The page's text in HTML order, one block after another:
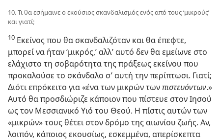
10. Τι θα εσήμαινε ο εκούσιος σκανδαλισμός ενός από τους ‘μικρούς’
και γιατί;
10 Εκείνος που θα σκανδαλιζόταν και θα έπεφτε,
μπορεί να ήταν ‘μικρός,’ αλλ’ αυτό δεν θα εμείωνε στο
ελάχιστο τη σοβαρότητα της πράξεως εκείνου που
προκαλούσε το σκάνδαλο σ’ αυτή την περίπτωσι. Γιατί;
Διότι επρόκειτο για «ένα των μικρών τωνπιστευόντων.»
Αυτό θα προσδιώριζε κάποιον που πίστευε στον Ιησού
ως τον Μεσσιανικό Υιό του Θεού. Η πίστις αυτών των
«μικρών» τους θέτει στον δρόμο της αιωνίου ζωής. Αν,
λοιπόν, κάποιος εκουσίως, εσκεμμένα, απερίσκεπτα